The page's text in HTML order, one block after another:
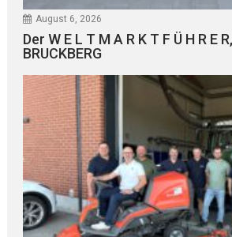
August 6, 2026
Der W E L T M A R K T F Ü H R E
BRUCKBERG